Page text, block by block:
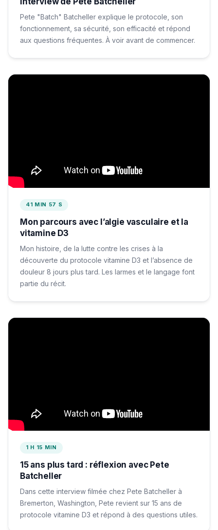
Pete "Batch" Batcheller explique le protocole, son
fonctionnement, sa sécurité, son efficacité et répond
aux questions fréquentes. À voir avant de commencer.
41 MIN 57 S
Mon parcours avec l’algie vasculaire et la
vitamine D3
Mon histoire, de la lutte contre les crises à la
découverte du protocole vitamine D3 et l’absence de
douleur 8 jours plus tard. Les larmes et le langage font
partie du récit.
1 H 15 MIN
15 ans plus tard : réflexion avec Pete
Batcheller
Dans cette interview filmée chez Pete Batcheller à
Bremerton, Washington, Pete revient sur 15 ans de
protocole vitamine D3 et répond à des questions utiles.